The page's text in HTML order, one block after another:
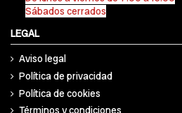
Sábados cerrados
LEGAL
Aviso legal
Política de privacidad
Política de cookies
Términos y condiciones